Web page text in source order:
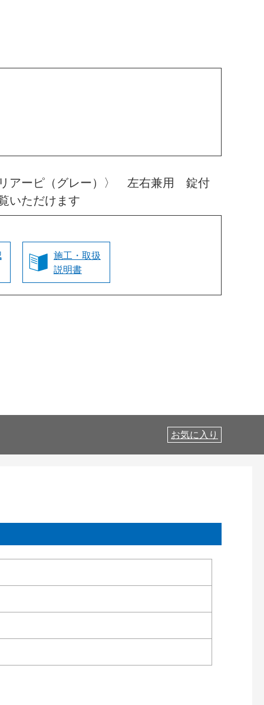
ーピ（グレー）〉 左右兼用 錠付
いただけます
施工・取扱
説明書
お気に入り